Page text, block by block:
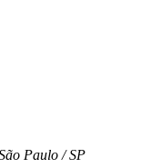
Paulo / SP